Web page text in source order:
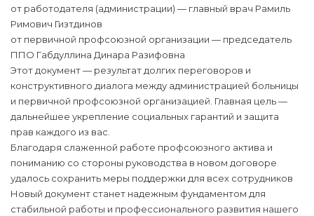
от работодателя (администрации) — главный врач Рамиль
Римович Гизтдинов
от первичной профсоюзной организации — председатель
ППО Габдуллина Динара Разифовна
Этот документ — результат долгих переговоров и
конструктивного диалога между администрацией больницы
и первичной профсоюзной организацией. Главная цель —
дальнейшее укрепление социальных гарантий и защита
прав каждого из вас.
Благодаря слаженной работе профсоюзного актива и
пониманию со стороны руководства в новом договоре
удалось сохранить меры поддержки для всех сотрудников
Новый документ станет надежным фундаментом для
стабильной работы и профессионального развития нашего